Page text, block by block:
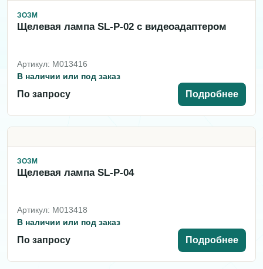
ЗОЗМ
Щелевая лампа SL-P-02 с видеоадаптером
Артикул: M013416
В наличии или под заказ
По запросу Подробнее
ЗОЗМ
Щелевая лампа SL-P-04
Артикул: M013418
В наличии или под заказ
По запросу Подробнее